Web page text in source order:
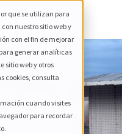
que se utilizan para
nuestro sitio web y
con el fin de mejorar
generar analíticas
sitio web y otros
cookies, consulta
cuando visites
para recordar